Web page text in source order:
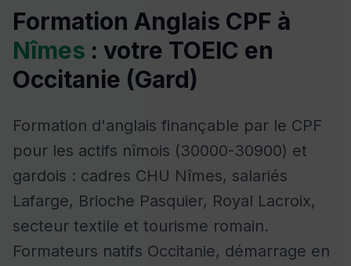
Formation Anglais CPF à
Nîmes : votre TOEIC en
Occitanie (Gard)
Formation d'anglais finançable par le CPF
pour les actifs nîmois (30000-30900) et
gardois : cadres CHU Nîmes, salariés
Lafarge, Brioche Pasquier, Royal Lacroix,
secteur textile et tourisme romain.
Formateurs natifs Occitanie, démarrage en